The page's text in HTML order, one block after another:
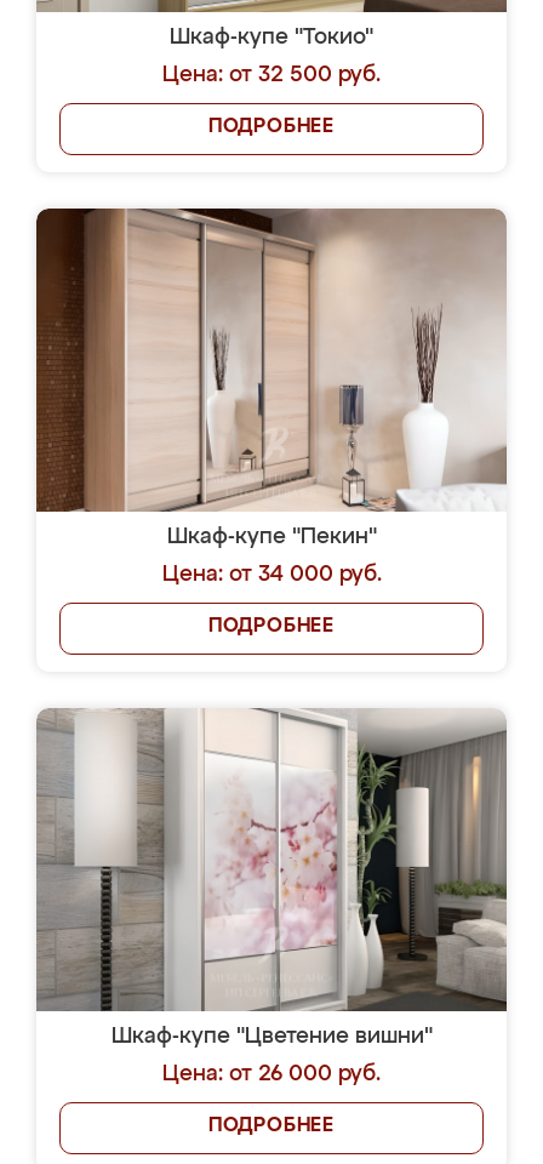
Шкаф-купе "Токио"
Цена: от 32 500 руб.
ПОДРОБНЕЕ
Шкаф-купе "Пекин"
Цена: от 34 000 руб.
ПОДРОБНЕЕ
Шкаф-купе "Цветение вишни"
Цена: от 26 000 руб.
ПОДРОБНЕЕ